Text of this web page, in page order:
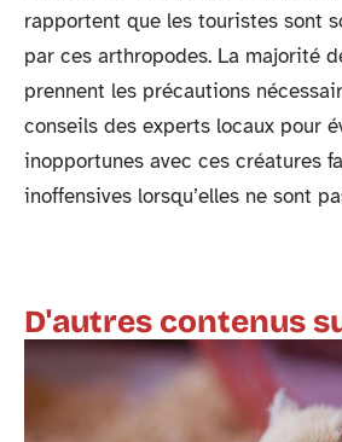
rapportent que les touristes sont
par ces arthropodes. La majorité
prennent les précautions
conseils des experts locaux pour
inopportunes avec ces créatures
inoffensives lorsqu’elles ne sont
D'autres contenus